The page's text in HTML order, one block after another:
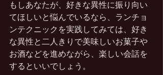
もしあなたが、好きな異性に振り向い
てほしいと悩んでいるなら、ランチョ
ンテクニックを実践してみては、好き
な異性と二人きりで美味しいお菓子や
お酒などを進めながら、楽しい会話を
するといいでしょう。